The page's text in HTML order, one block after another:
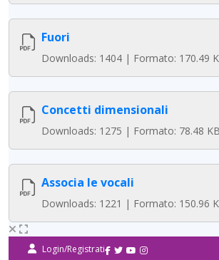
Fuori
Downloads: 1404 | Formato: 170.49
Concetti dimensionali
Downloads: 1275 | Formato: 78.48 KB
Associa le vocali
Downloads: 1221 | Formato: 150.96